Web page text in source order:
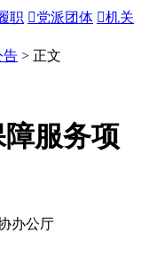
职 党派团体 机关
告 > 正文
服务项
办公厅